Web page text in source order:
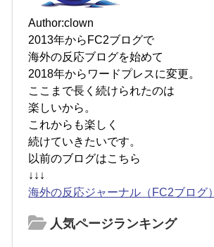
Author:clown
2013年からFC2ブログで
海外の反応ブログを始めて
2018年からワードプレスに変更。
ここまで長く続けられたのは
楽しいから。
これからも楽しく
続けていきたいです。
以前のブログはこちら
↓↓↓
海外の反応ジャーナル（FC2ブログ）
人気ページランキング